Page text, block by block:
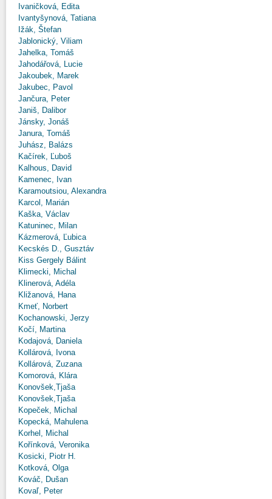
Ivaničková, Edita
Ivantyšynová, Tatiana
Ižák, Štefan
Jablonický, Viliam
Jahelka, Tomáš
Jahodářová, Lucie
Jakoubek, Marek
Jakubec, Pavol
Jančura, Peter
Janiš, Dalibor
Jánsky, Jonáš
Janura, Tomáš
Juhász, Balázs
Kačírek, Ľuboš
Kalhous, David
Kamenec, Ivan
Karamoutsiou, Alexandra
Karcol, Marián
Kaška, Václav
Katuninec, Milan
Kázmerová, Ľubica
Kecskés D., Gusztáv
Kiss Gergely Bálint
Klimecki, Michal
Klinerová, Adéla
Kližanová, Hana
Kmeť, Norbert
Kochanowski, Jerzy
Kočí, Martina
Kodajová, Daniela
Kollárová, Ivona
Kollárová, Zuzana
Komorová, Klára
Konovšek,Tjaša
Konovšek,Tjaša
Kopeček, Michal
Kopecká, Mahulena
Korhel, Michal
Kořínková, Veronika
Kosicki, Piotr H.
Kotková, Olga
Kováč, Dušan
Kovaľ, Peter